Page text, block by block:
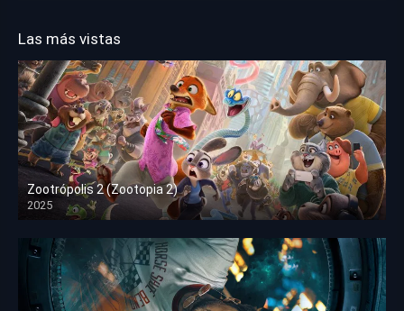
Las más vistas
Zootrópolis 2 (Zootopia 2)
2025
HD 1080p